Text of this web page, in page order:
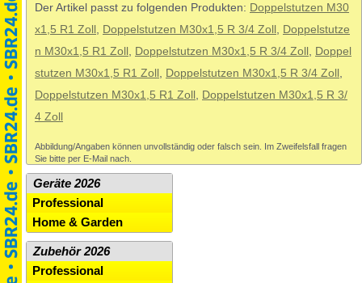
Der Artikel passt zu folgenden Produkten: Doppelstutzen M30
x1,5 R1 Zoll , Doppelstutzen M30x1,5 R 3/4 Zoll , Doppelstutze
n M30x1,5 R1 Zoll , Doppelstutzen M30x1,5 R 3/4 Zoll , Doppel
stutzen M30x1,5 R1 Zoll , Doppelstutzen M30x1,5 R 3/4 Zoll ,
Doppelstutzen M30x1,5 R1 Zoll , Doppelstutzen M30x1,5 R 3/
4 Zoll
Abbildung/Angaben können unvollständig oder falsch sein. Im Zweifelsfall fragen
Sie bitte per E-Mail nach.
Geräte 2026
Professional
Home & Garden
Zubehör 2026
Professional